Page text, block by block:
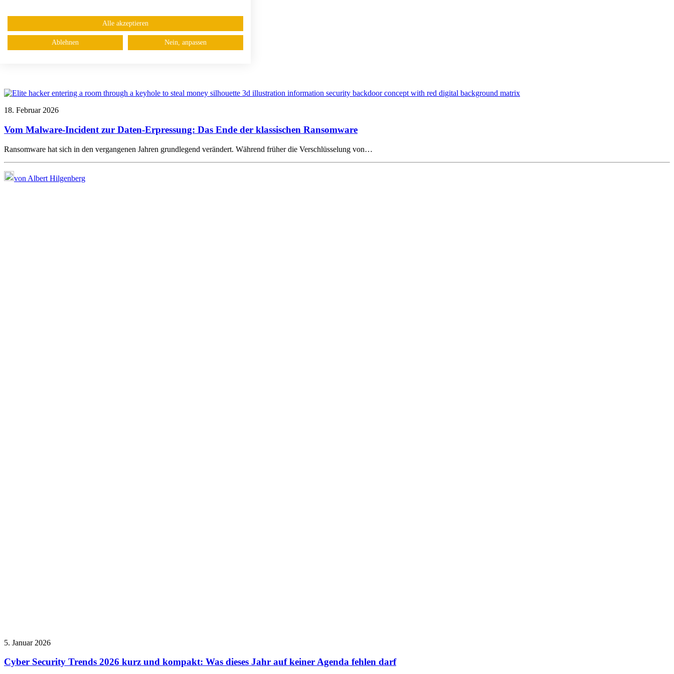
18. Februar 2026
Vom Malware-Incident zur Daten-Erpressung: Das Ende der klassischen Ransomware
Ransomware hat sich in den vergangenen Jahren grundlegend verändert. Während früher die Verschlüsselung von…
von Albert Hilgenberg
5. Januar 2026
Cyber Security Trends 2026 kurz und kompakt: Was dieses Jahr auf keiner Agenda fehlen darf
Alle akzeptieren
Ablehnen Nein, anpassen